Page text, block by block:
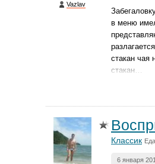
Vazlav
в меню
стакан чая
стакан…
Классик
6 января